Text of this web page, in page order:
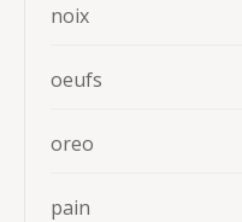
noix
oeufs
oreo
pain